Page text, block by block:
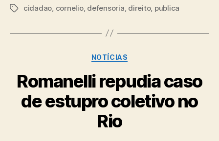
Tagscidadao cornelio, defensoria direito, publica
Categorias
NOTÍCIAS
Romanelli repudia caso
de estupro coletivo no
Rio